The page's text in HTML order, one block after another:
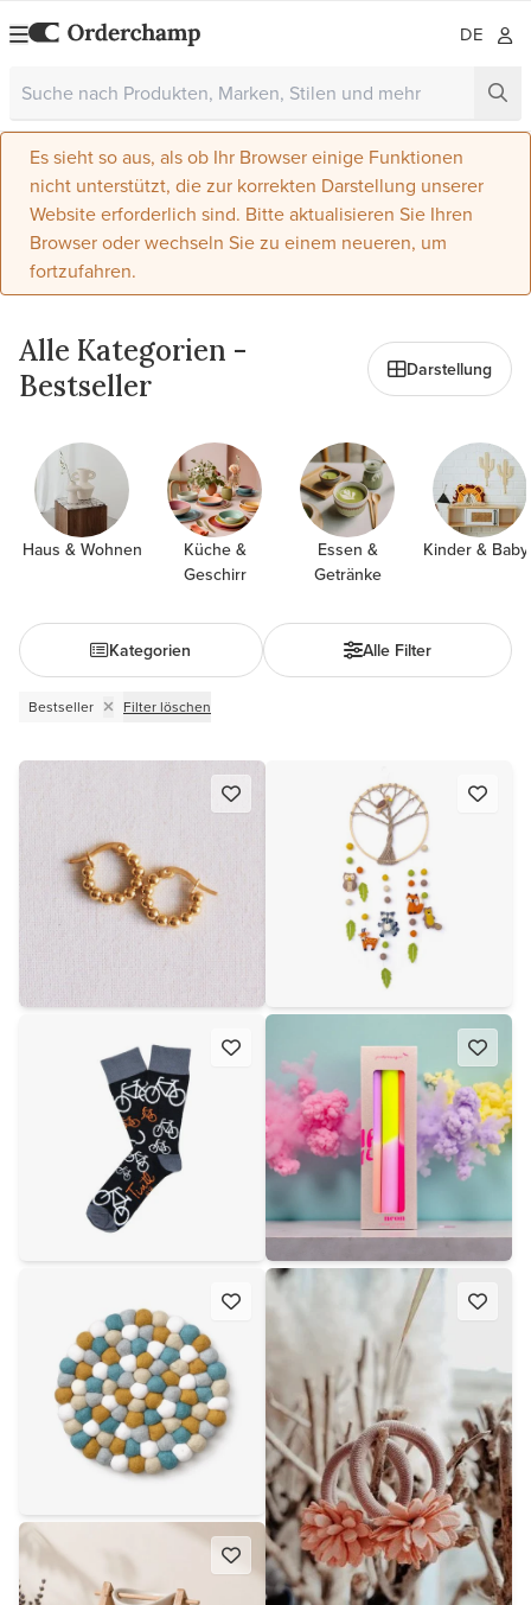
DE
Es sieht so aus, als ob Ihr Browser einige Funktionen
nicht unterstützt, die zur korrekten Darstellung unserer
Website erforderlich sind. Bitte aktualisieren Sie Ihren
Browser oder wechseln Sie zu einem neueren, um
fortzufahren.
Alle Kategorien -
Bestseller
Darstellung
Haus & Wohnen
Küche &
Geschirr
Essen &
Getränke
Kinder &
Kategorien Alle Filter
Bestseller Filter löschen